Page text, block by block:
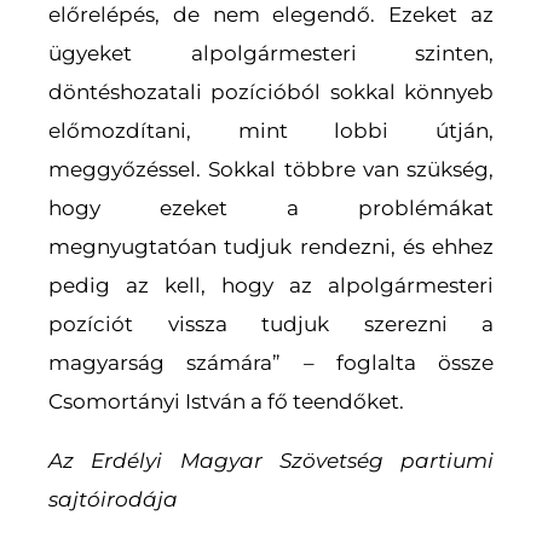
előrelépés, de nem elegendő. Ezeket az
ügyeket alpolgármesteri szinten,
döntéshozatali pozícióból sokkal könnyeb
előmozdítani, mint lobbi útján,
meggyőzéssel. Sokkal többre van szükség,
hogy ezeket a problémákat
megnyugtatóan tudjuk rendezni, és ehhez
pedig az kell, hogy az alpolgármesteri
pozíciót vissza tudjuk szerezni a
magyarság számára” – foglalta össze
Csomortányi István a fő teendőket.
Az Erdélyi Magyar Szövetség partiumi
sajtóirodája